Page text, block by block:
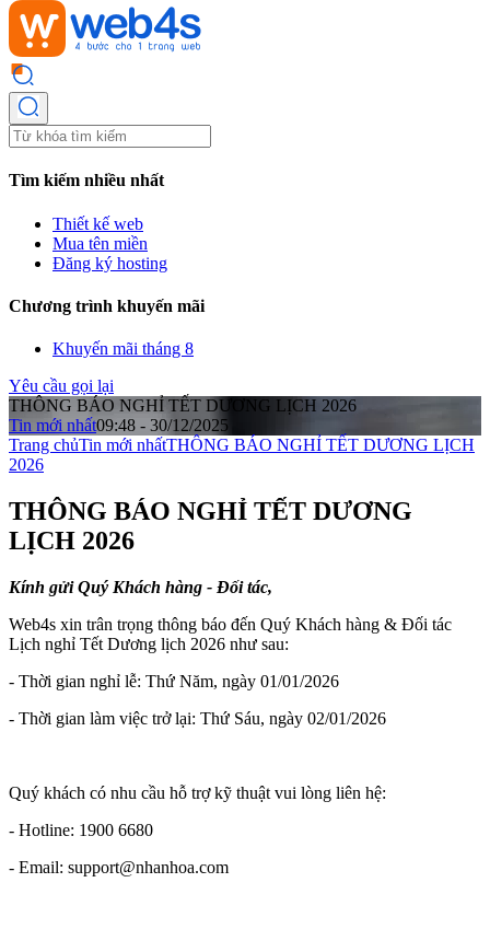
Tìm kiếm nhiều nhất
Thiết kế web
Mua tên miền
Đăng ký hosting
Chương trình khuyến mãi
Khuyến mãi tháng 8
Yêu cầu gọi lại
THÔNG BÁO NGHỈ TẾT DƯƠNG LỊCH 2026
Tin mới nhất09:48 - 30/12/2025
Trang chủTin mới nhấtTHÔNG BÁO NGHỈ TẾT DƯƠNG LỊCH
2026
THÔNG BÁO NGHỈ TẾT DƯƠNG
LỊCH 2026
Kính gửi Quý Khách hàng - Đối tác,
Web4s xin trân trọng thông báo đến Quý Khách hàng & Đối tác
Lịch nghỉ Tết Dương lịch 2026 như sau:
- Thời gian nghỉ lễ: Thứ Năm, ngày 01/01/2026
- Thời gian làm việc trở lại: Thứ Sáu, ngày 02/01/2026
Quý khách có nhu cầu hỗ trợ kỹ thuật vui lòng liên hệ:
- Hotline: 1900 6680
- Email: support@nhanhoa.com